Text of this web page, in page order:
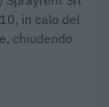
in calo del
chiudendo